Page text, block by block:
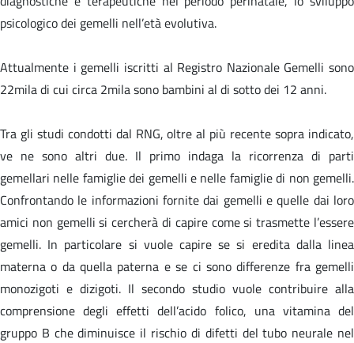
psicologico dei gemelli nell’età evolutiva.
Attualmente i gemelli iscritti al Registro Nazionale Gemelli sono
22mila di cui circa 2mila sono bambini al di sotto dei 12 anni.
Tra gli studi condotti dal RNG, oltre al più recente sopra indicato,
ve ne sono altri due. Il primo indaga la ricorrenza di parti
gemellari nelle famiglie dei gemelli e nelle famiglie di non gemelli.
Confrontando le informazioni fornite dai gemelli e quelle dai loro
amici non gemelli si cercherà di capire come si trasmette l’essere
gemelli. In particolare si vuole capire se si eredita dalla linea
materna o da quella paterna e se ci sono differenze fra gemelli
monozigoti e dizigoti. Il secondo studio vuole contribuire alla
comprensione degli effetti dell’acido folico, una vitamina del
gruppo B che diminuisce il rischio di difetti del tubo neurale nel